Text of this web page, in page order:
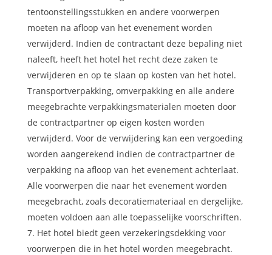
tentoonstellingsstukken en andere voorwerpen
moeten na afloop van het evenement worden
verwijderd. Indien de contractant deze bepaling niet
naleeft, heeft het hotel het recht deze zaken te
verwijderen en op te slaan op kosten van het hotel.
Transportverpakking, omverpakking en alle andere
meegebrachte verpakkingsmaterialen moeten door
de contractpartner op eigen kosten worden
verwijderd. Voor de verwijdering kan een vergoeding
worden aangerekend indien de contractpartner de
verpakking na afloop van het evenement achterlaat.
Alle voorwerpen die naar het evenement worden
meegebracht, zoals decoratiemateriaal en dergelijke,
moeten voldoen aan alle toepasselijke voorschriften.
Het hotel biedt geen verzekeringsdekking voor
voorwerpen die in het hotel worden meegebracht.